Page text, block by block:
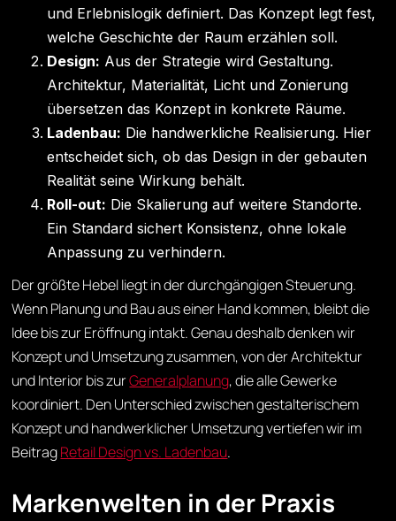
und Erlebnislogik definiert. Das Konzept legt fest,
welche Geschichte der Raum erzählen soll.
Design: Aus der Strategie wird Gestaltung.
Architektur, Materialität, Licht und Zonierung
übersetzen das Konzept in konkrete Räume.
Ladenbau: Die handwerkliche Realisierung. Hier
entscheidet sich, ob das Design in der gebauten
Realität seine Wirkung behält.
Roll-out: Die Skalierung auf weitere Standorte.
Ein Standard sichert Konsistenz, ohne lokale
Anpassung zu verhindern.
Der größte Hebel liegt in der durchgängigen Steuerung.
Wenn Planung und Bau aus einer Hand kommen, bleibt die
Idee bis zur Eröffnung intakt. Genau deshalb denken wir
Konzept und Umsetzung zusammen, von der Architektur
und Interior bis zurGeneralplanung, die alle Gewerke
koordiniert. Den Unterschied zwischen gestalterischem
Konzept und handwerklicher Umsetzung vertiefen wir im
BeitragRetail Design vs. Ladenbau.
Markenwelten in der Praxis